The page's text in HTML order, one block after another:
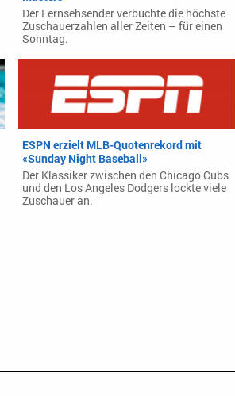
Der Fernsehsender verbuchte die höchste
Zuschauerzahlen aller Zeiten – für einen
Sonntag.
ESPN erzielt MLB-Quotenrekord mit
«Sunday Night Baseball»
Der Klassiker zwischen den Chicago Cubs
und den Los Angeles Dodgers lockte viele
Zuschauer an.